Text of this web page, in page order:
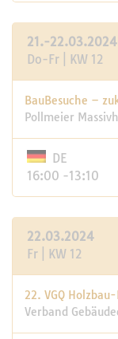
21.-22.03.2024
Do-Fr | KW 12
BauBesuche –
Pollmeier
DE
16:00 -13:10
22.03.2024
Fr | KW 12
22. VGQ
Verband